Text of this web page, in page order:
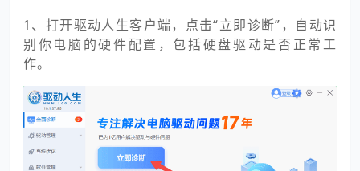
1、打开驱动人生客户端，点击“立即诊断”，自动识
别你电脑的硬件配置，包括硬盘驱动是否正常工
作。